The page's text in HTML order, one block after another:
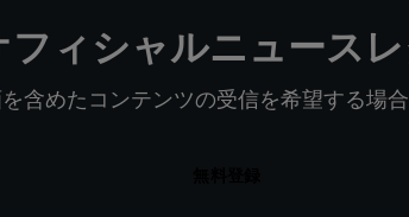
フィシャルニュース
含めたコンテンツの受信を希望する場